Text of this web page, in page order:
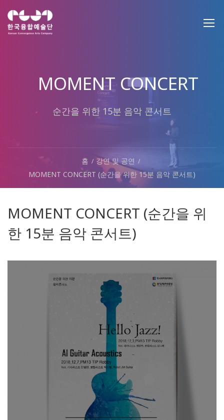
MOMENT CONCERT
순간을 위한 15분 음악 콘서트
홈
강연 및 공연
MOMENT CONCERT (순간을 위한 15분 음악 콘서트)
MOMENT CONCERT (순간을 위
한 15분 음악 콘서트)